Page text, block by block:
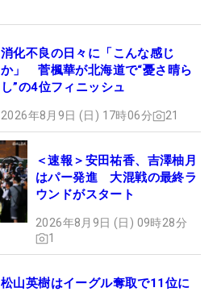
消化不良の日々に「こんな感じ
か」 菅楓華が北海道で“憂さ晴ら
し”の4位フィニッシュ
2026年8月9日 (日) 17時06分 21
＜速報＞安田祐香、吉澤柚月
はパー発進 大混戦の最終ラ
ウンドがスタート
2026年8月9日 (日) 09時28分
1
松山英樹はイーグル奪取で11位に